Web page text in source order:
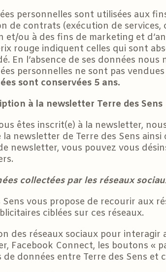
personnelles sont utilisées aux
de contrats (exécution de
et/ou à des fins de marketing et
rouge indiquent celles qui sont
En l’absence de ses données
personnelles ne sont pas
sont conservées 5 ans.
à la newsletter Terre des Sens
êtes inscrit(e) à la newsletter,
la newsletter de Terre des Sens
newsletter, vous pouvez vous
collectées par les réseaux
Sens vous propose de recourir aux
ciblées sur ces réseaux.
des réseaux sociaux pour
Facebook Connect, les boutons «
de données entre Terre des Sens et